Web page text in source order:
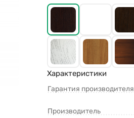
Характеристики
Гарантия производителя
Производитель